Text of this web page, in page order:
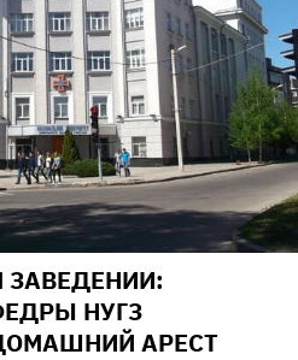
ЗАВЕДЕНИИ:
НУГЗ
АРЕСТ